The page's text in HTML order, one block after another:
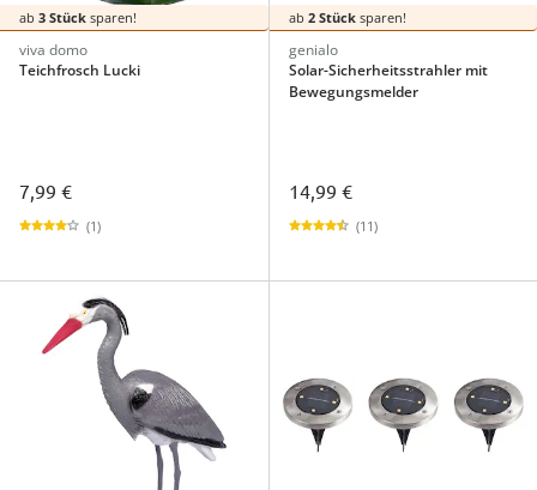
ab 3 Stück sparen!
viva domo
Teichfrosch Lucki
7,99 €
(1)
ab 2 Stücksparen!
genialo
Solar-Sicherheitsstrahler mit
Bewegungsmelder
14,99 €
(11)